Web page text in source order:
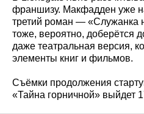
франшизу. Макфадден уже
третий роман — «Служанка
тоже, вероятно, доберётся
даже театральная версия,
элементы книг и фильмов.
Съёмки продолжения
«Тайна горничной» выйдет